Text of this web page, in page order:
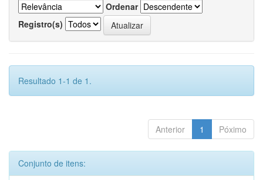
Ordenar
Registro(s)
Resultado 1-1 de 1.
Anterior 1 Póximo
Conjunto de itens: